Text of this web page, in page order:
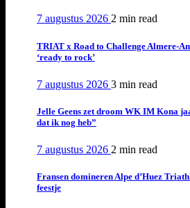
7 augustus 2026 2 min read
TRIAT x Road to Challenge Almere-
‘ready to rock’
7 augustus 2026 3 min read
Jelle Geens zet droom WK IM Kona
dat ik nog heb”
7 augustus 2026 2 min read
Fransen domineren Alpe d’Huez
feestje